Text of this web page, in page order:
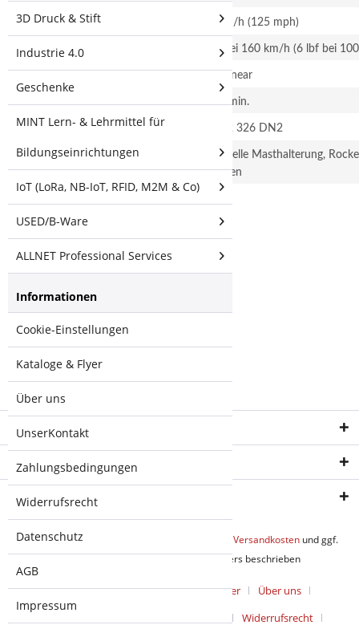
3D Druck & Stift
Industrie 4.0
Geschenke
MINT Lern- & Lehrmittel für
Bildungseinrichtungen
IoT (LoRa, NB-IoT, RFID, M2M & Co)
USED/B-Ware
ALLNET Professional Services
Informationen
Cookie-Einstellungen
Kataloge & Flyer
Über uns
UnserKontakt
Zahlungsbedingungen
Widerrufsrecht
Datenschutz
AGB
Impressum
Windüberlebensfähigkeit 200 km/h (125 mph)
Windbelastung 26 N bei 160 km/h (6 lbf bei
Dual-Linear
Cross-Pol-Isolierung 22 dB min.
ETSI-Spezifikation EN 302 326 DN2
Montage
Universelle Masthalterung,
enthalten
Weiterführende
Links zu
"Ubiquiti sector
antenna AirMax
MIMO 16dBi
5GHz, 120°,
rocket kit"
Fragen zum Artikel?
Weitere Artikel von
Ubiquiti
Service Hotline
Shop Service
Informationen
* Alle Preise inkl. gesetzl. Mehrwertsteuer zzgl. Versandkosten und ggf.
Nachnahmegebühren, wenn nicht anders beschrieben
Cookie-Einstellungen Kataloge & Flyer
Über uns
Widerrufsrecht